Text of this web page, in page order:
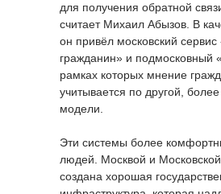
для получения обратной
считает Михаил Абызов. В
он привёл московский сервис
гражданин» и подмосковный
рамках которых мнение
учитывается по другой,
модели.
Эти системы более
людей. Москвой и
создана хорошая